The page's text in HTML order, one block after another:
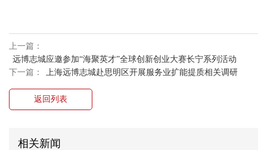
上一篇：
远博志城应邀参加“海聚英才”全球创新创业大赛长宁系列活动
下一篇：
上海远博志城赴思明区开展服务业扩能提质相关调研
返回列表
相关新闻